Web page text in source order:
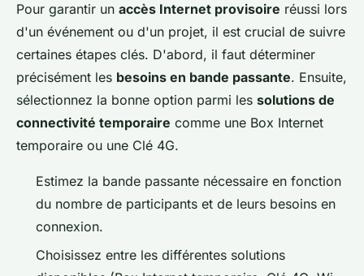
Pour garantir un accès Internet provisoire réussi lors
d'un événement ou d'un projet, il est crucial de suivre
certaines étapes clés. D'abord, il faut déterminer
précisément les besoins en bande passante. Ensuite,
sélectionnez la bonne option parmi les solutions de
connectivité temporaire comme une Box Internet
temporaire ou une Clé 4G.
Estimez la bande passante nécessaire en fonction
du nombre de participants et de leurs besoins en
connexion.
Choisissez entre les différentes solutions